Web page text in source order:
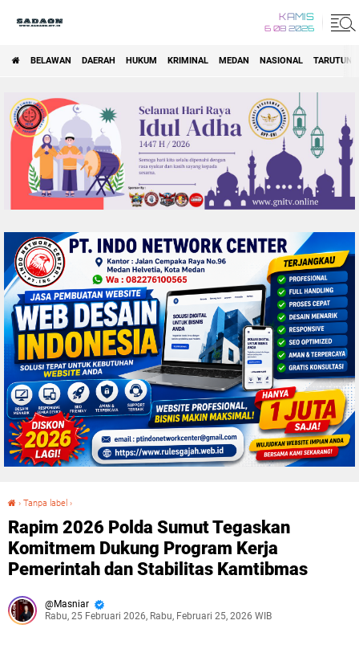
KAMIS
6 08 2026
BELAWAN DAERAH HUKUM KRIMINAL MEDAN NASIONAL TARUTUNG
› Tanpa label ›
Rapim 2026 Polda Sumut Tegaskan
Komitmem Dukung Program Kerja
Pemerintah dan Stabilitas Kamtibmas
Masniar
Rabu, 25 Februari 2026, Rabu, Februari 25, 2026 WIB